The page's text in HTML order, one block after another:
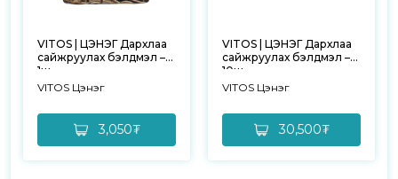
VITOS | ЦЭНЭГ Дархлаа
сайжруулах бэлдмэл –
1ш
VITOS Цэнэг
3,050₮
VITOS | ЦЭНЭГ Дархлаа
сайжруулах бэлдмэл –
10ш
VITOS Цэнэг
30,500₮